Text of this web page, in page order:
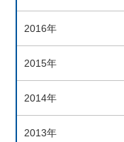
2016年
2015年
2014年
2013年